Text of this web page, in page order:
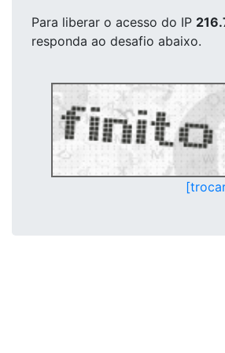
Para liberar o acesso do IP
responda ao desafio abaixo.